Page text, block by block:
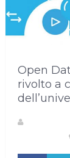
Open
rivolto a